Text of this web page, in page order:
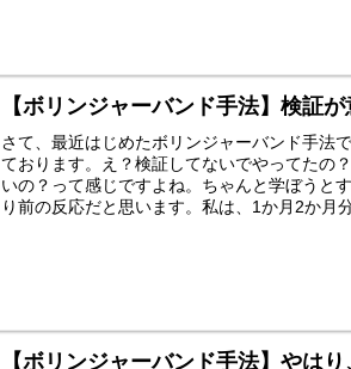
【ボリンジャーバンド手法】検証が
さて、最近はじめたボリンジャーバンド手法
ております。え？検証してないでやってたの
いの？って感じですよね。ちゃんと学ぼうと
り前の反応だと思います。私は、1か月2か月
【ボリンジャーバンド手法】やは